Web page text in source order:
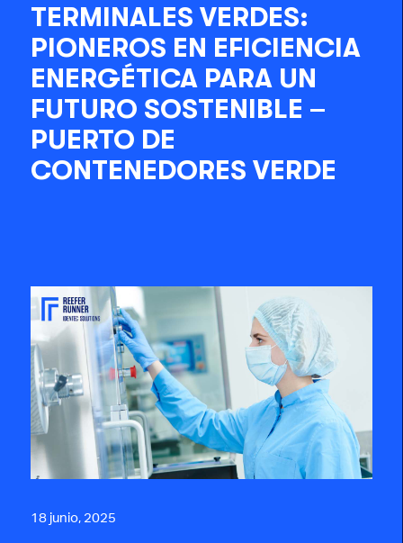
TERMINALES VERDES:
PIONEROS EN EFICIENCIA
ENERGÉTICA PARA UN
FUTURO SOSTENIBLE –
PUERTO DE
CONTENEDORES VERDE
18 junio, 2025